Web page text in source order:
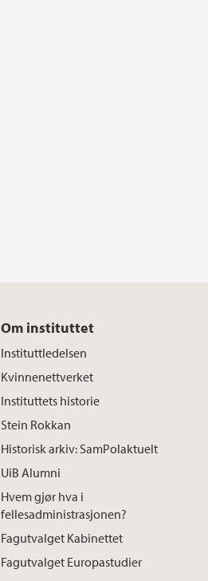
Om instituttet
Instituttledelsen
Kvinnenettverket
Instituttets historie
Stein Rokkan
Historisk arkiv: SamPolaktuelt
UiB Alumni
Hvem gjør hva i
fellesadministrasjonen?
Fagutvalget Kabinettet
Fagutvalget Europastudier